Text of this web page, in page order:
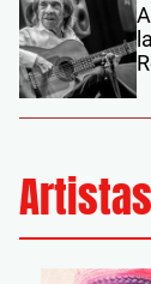
Artistas